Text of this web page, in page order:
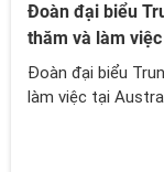
Đoàn đại biểu
thăm và làm
Đoàn đại biểu
làm việc tại